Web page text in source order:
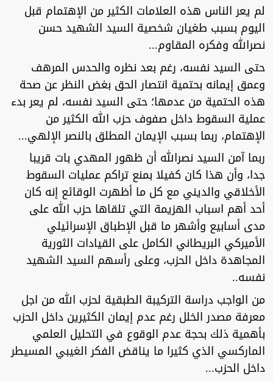
لم يعر الناس هذه العلامات الكثير من الإهتمام قبل
اليوم بسبب طغيان شخصية السيد الشهيد حسن
نصرالله وفكره المقاوم...
حتى السيد نفسه، رغم بعد نظره والحدس المرهف
وعمق إيمانه بحتمية انتصار الحق بغض النظر عن صحة
هذه الحتمية من عدمها؛ حتى السيد نفسه، لم يعر بدء
عملية السقوط داخل صفوف حزب الله الكثير من
الإهتمام، ربما بسبب الإيمان المطلق بالنصر الإلهي...
ربما آمن السيد نصرالله أن ظهور المهدي بات قريبا
جدا، وأن هذا كان كفيلا بمنع تراكم عمليات السقوط
الأخلاقي والديني مع كل ما أظهرت الوقائع إنه كان
أحد أهم اسباب الهزيمة التي تلقاها حزب الله على
مدى أسابيع وأشهر ما قبل الإطباق الإسرائيلي
الأميركي البريطاني الكامل على القيادات الثورية
المجاهدة داخل الحزب، وعلى رأسهم السيد الشهيد
نفسه..
من الواجب دراسة التركيبة الطبقية لحزب الله من اجل
معرفة مصدر الخلل رغم عدم إيمان الكثيرين داخل الحزب
بأهمية ذلك بحجة عدم الوقوع في التحليل العلمي
الماركسي الذي كثيرا ما يناقض الفكر الغيبي المسيطر
داخل الحزب...